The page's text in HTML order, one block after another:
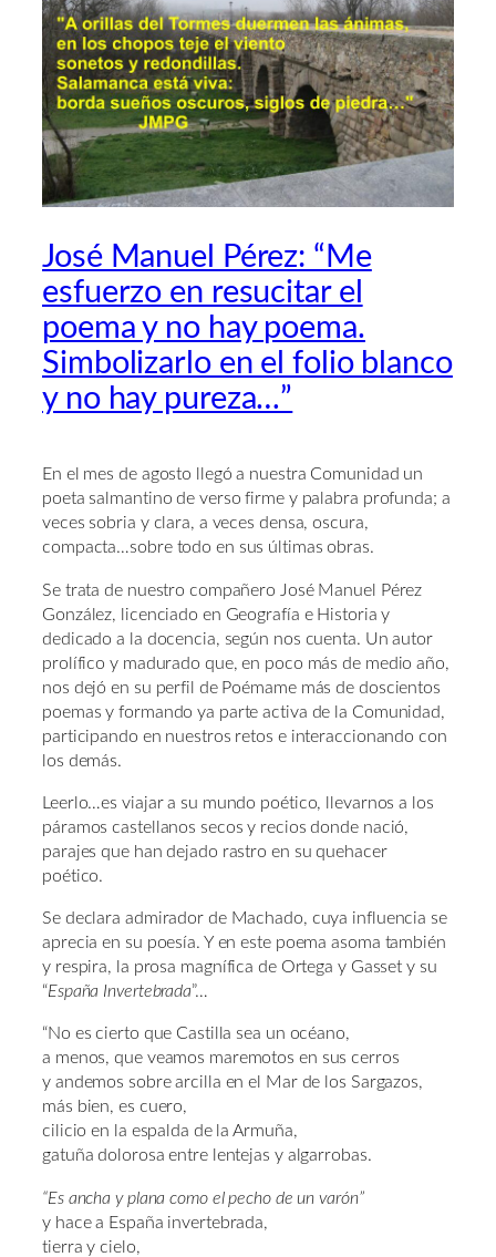
José Manuel Pérez: “Me
esfuerzo en resucitar el
poema y no hay poema.
Simbolizarlo en el folio blanco
y no hay pureza…”
En el mes de agosto llegó a nuestra Comunidad un
poeta salmantino de verso firme y palabra profunda; a
veces sobria y clara, a veces densa, oscura,
compacta…sobre todo en sus últimas obras.
Se trata de nuestro compañero José Manuel Pérez
González, licenciado en Geografía e Historia y
dedicado a la docencia, según nos cuenta. Un autor
prolífico y madurado que, en poco más de medio año,
nos dejó en su perfil de Poémame más de doscientos
poemas y formando ya parte activa de la Comunidad,
participando en nuestros retos e interaccionando con
los demás.
Leerlo…es viajar a su mundo poético, llevarnos a los
páramos castellanos secos y recios donde nació,
parajes que han dejado rastro en su quehacer
poético.
Se declara admirador de Machado, cuya influencia se
aprecia en su poesía. Y en este poema asoma también
y respira, la prosa magnífica de Ortega y Gasset y su
“España Invertebrada”…
“No es cierto que Castilla sea un océano,
a menos, que veamos maremotos en sus cerros
y andemos sobre arcilla en el Mar de los Sargazos,
más bien, es cuero,
cilicio en la espalda de la Armuña,
gatuña dolorosa entre lentejas y algarrobas.
“Es ancha y plana como el pecho de un varón”
y hace a España invertebrada,
tierra y cielo,